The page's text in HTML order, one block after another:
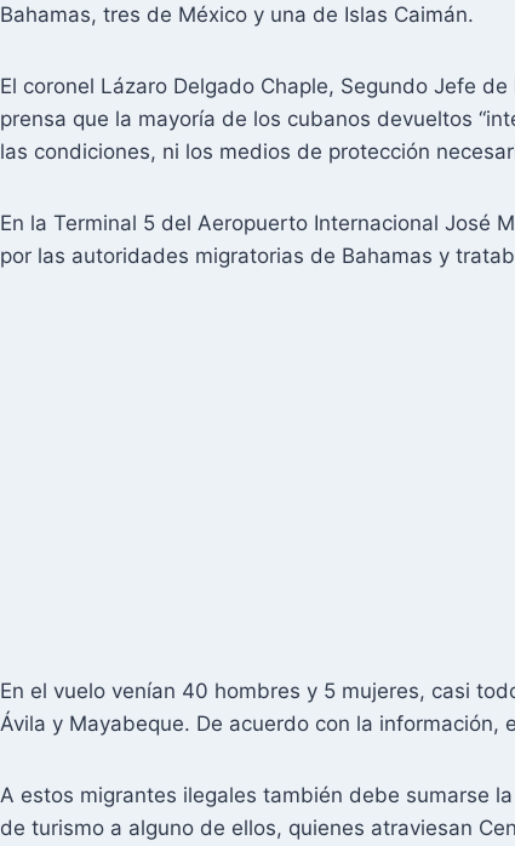
Bahamas, tres de México y una de Islas Caimán.
El coronel Lázaro Delgado Chaple, Segundo Jefe
prensa que la mayoría de los cubanos devueltos
las condiciones, ni los medios de protección
En la Terminal 5 del Aeropuerto Internacional José
por las autoridades migratorias de Bahamas y
En el vuelo venían 40 hombres y 5 mujeres, casi
Ávila y Mayabeque. De acuerdo con la
A estos migrantes ilegales también debe sumarse
de turismo a alguno de ellos, quienes atraviesan